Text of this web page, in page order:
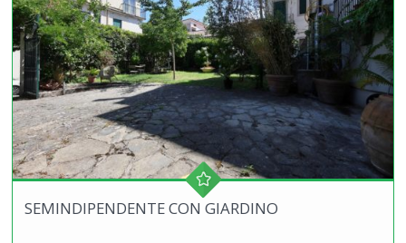
SEMINDIPENDENTE CON GIARDINO